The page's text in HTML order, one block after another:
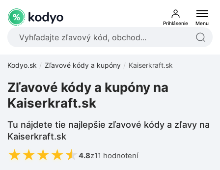
Prihlásenie Menu
Kodyo.sk Zľavové kódy a kupóny Kaiserkraft.sk
Zľavové kódy a kupóny na
Kaiserkraft.sk
Tu nájdete tie najlepšie zľavové kódy a zľavy na
Kaiserkraft.sk
★★★★★ 4.8z11 hodnotení